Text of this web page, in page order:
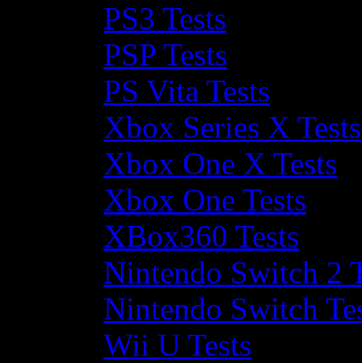
PS3 Tests
PSP Tests
PS Vita Tests
Xbox Series X Tests
Xbox One X Tests
Xbox One Tests
XBox360 Tests
Nintendo Switch 2
Nintendo Switch
Wii U Tests